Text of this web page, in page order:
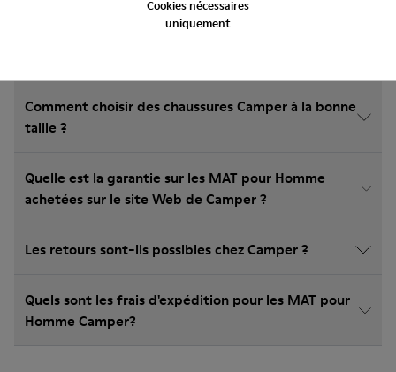
Cookies nécessaires
uniquement
match pour homme
Comment choisir des chaussures Camper à la bonne
taille ?
Quelle est la garantie sur les MAT pour Homme
achetées sur le site Web de Camper ?
Les retours sont-ils possibles chez Camper ?
Quels sont les frais d'expédition pour les MAT pour
Homme Camper?